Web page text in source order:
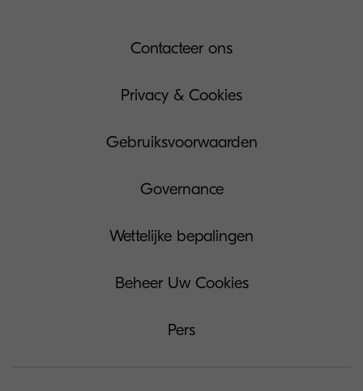
Contacteer ons
Privacy & Cookies
Gebruiksvoorwaarden
Governance
Wettelijke bepalingen
Beheer Uw Cookies
Pers